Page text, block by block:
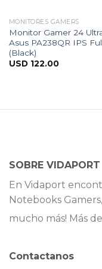
MONITORES GAMERS
Monitor Gamer 24
Asus PA238QR IPS
(Black)
USD 122.00
SOBRE VIDAPORT
En Vidaport
Notebooks
mucho más! Más
Contactanos